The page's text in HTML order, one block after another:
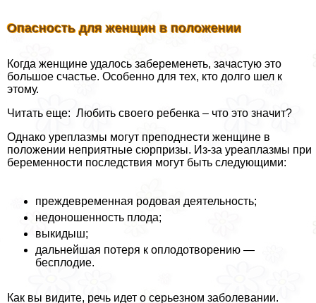
Опасность для женщин в положении
Когда женщине удалось забеременеть, зачастую это
большое счастье. Особенно для тех, кто долго шел к
этому.
Читать еще: Любить своего ребенка – что это значит?
Однако уреплазмы могут преподнести женщине в
положении неприятные сюрпризы. Из-за уреаплазмы при
беременности последствия могут быть следующими:
преждевременная родовая деятельность;
недоношенность плода;
выкидыш;
дальнейшая потеря к оплодотворению —
бесплодие.
Как вы видите, речь идет о серьезном заболевании.